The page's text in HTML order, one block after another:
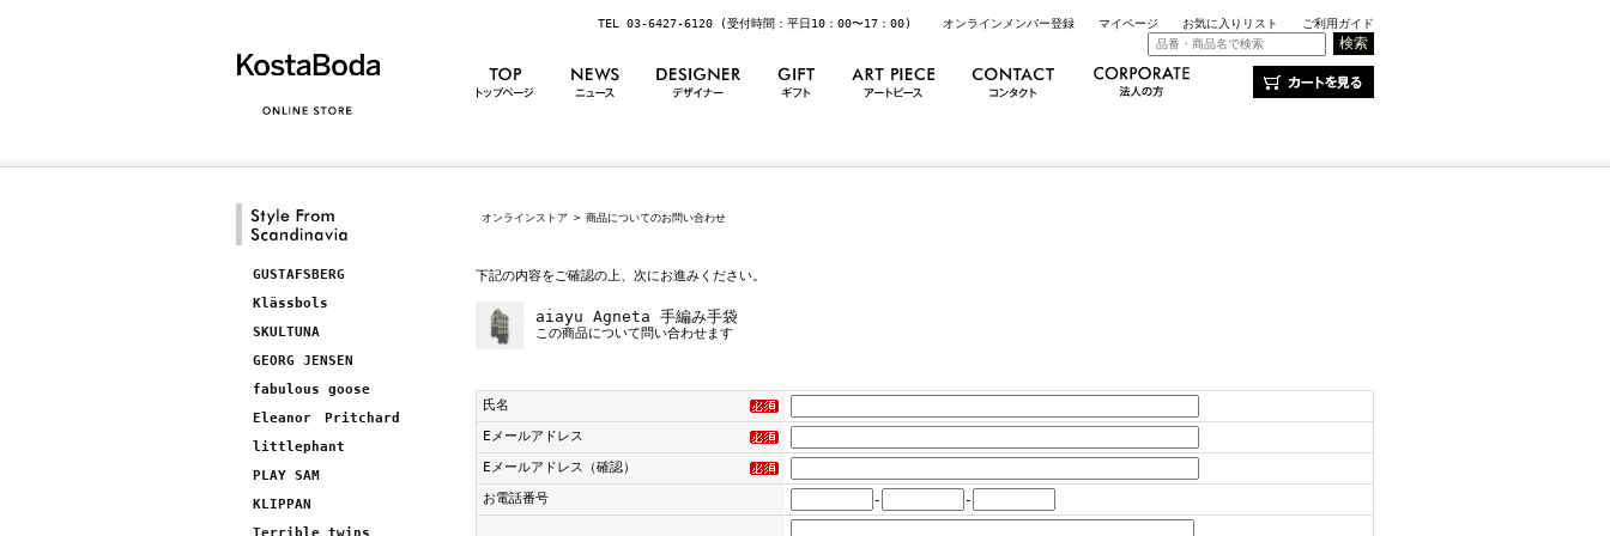
TEL 03-6427-6120 (受付時間：平日10：00〜17：00) オンラインメンバー登録 マイページ お気に入りリスト ご利用ガイド
GUSTAFSBERG
Klässbols
SKULTUNA
GEORG JENSEN
fabulous goose
Eleanor Pritchard
littlephant
PLAY SAM
KLIPPAN
オンラインストア > 商品についてのお問い合わせ
下記の内容をご確認の上、次にお進みください。
aiayu Agneta 手編み手袋
この商品について問い合わせます
氏名
Eメールアドレス
Eメールアドレス（確認）
お電話番号
- -